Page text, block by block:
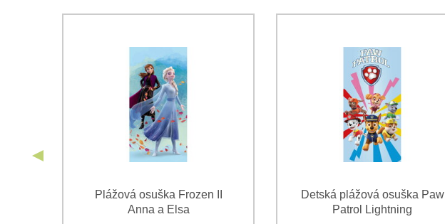
Plážová osuška Frozen II
Anna a Elsa
Detská plážová osuška Paw
Patrol Lightning